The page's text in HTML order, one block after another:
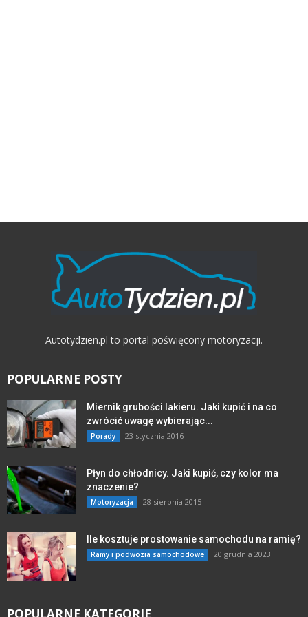
Autotydzien.pl to portal poświęcony motoryzacji.
POPULARNE POSTY
Miernik grubości lakieru. Jaki kupić i na co
zwrócić uwagę wybierając...
Porady 23 stycznia 2016
Płyn do chłodnicy. Jaki kupić, czy kolor ma
znaczenie?
Motoryzacja 28 sierpnia 2015
Ile kosztuje prostowanie samochodu na ramię?
Ramy i podwozia samochodowe 20 grudnia 2023